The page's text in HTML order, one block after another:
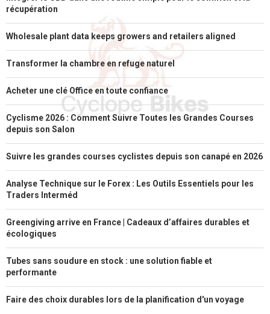
récupération
Wholesale plant data keeps growers and retailers aligned
Transformer la chambre en refuge naturel
Acheter une clé Office en toute confiance
Cyclisme 2026 : Comment Suivre Toutes les Grandes Courses
depuis son Salon
Suivre les grandes courses cyclistes depuis son canapé en 2026
Analyse Technique sur le Forex : Les Outils Essentiels pour les
Traders Interméd
Greengiving arrive en France | Cadeaux d’affaires durables et
écologiques
Tubes sans soudure en stock : une solution fiable et
performante
Faire des choix durables lors de la planification d'un voyage